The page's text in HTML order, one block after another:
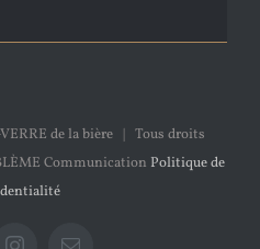
de la bière | Tous droits
Communication Politique de